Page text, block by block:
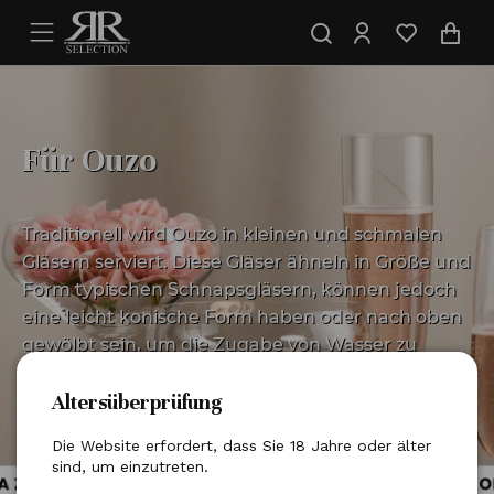
Für Ouzo
Traditionell wird Ouzo in kleinen und schmalen
Gläsern serviert. Diese Gläser ähneln in Größe und
Form typischen Schnapsgläsern, können jedoch
eine leicht konische Form haben oder nach oben
gewölbt sein, um die Zugabe von Wasser zu
aus Glas, können aber auch aus Keramik oder
traditionellen griechischen Motiven wie blauen
Altersüberprüfung
Die Website erfordert, dass Sie 18 Jahre oder älter
sind, um einzutreten.